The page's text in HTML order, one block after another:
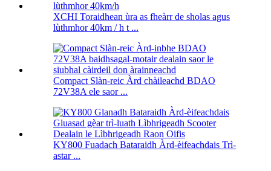
XCHI Toraidhean ùra as fheàrr de sholas agus
lùthmhor 40km / h t ...
Compact Slàn-reic Àrd chàileachd BDAO
72V38A ele saor ...
KY800 Fuadach Bataraidh Àrd-èifeachdais Trì-
astar ...